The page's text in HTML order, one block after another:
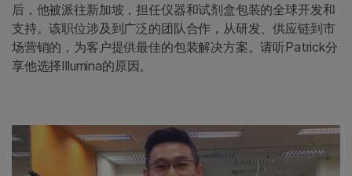
后，他被派往新加坡，担任仪器和试剂盒包装的全球开发和
支持。该职位涉及到广泛的团队合作，从研发、供应链到市
场营销的，为客户提供最佳的包装解决方案。请听Patrick分
享他选择Illumina的原因。